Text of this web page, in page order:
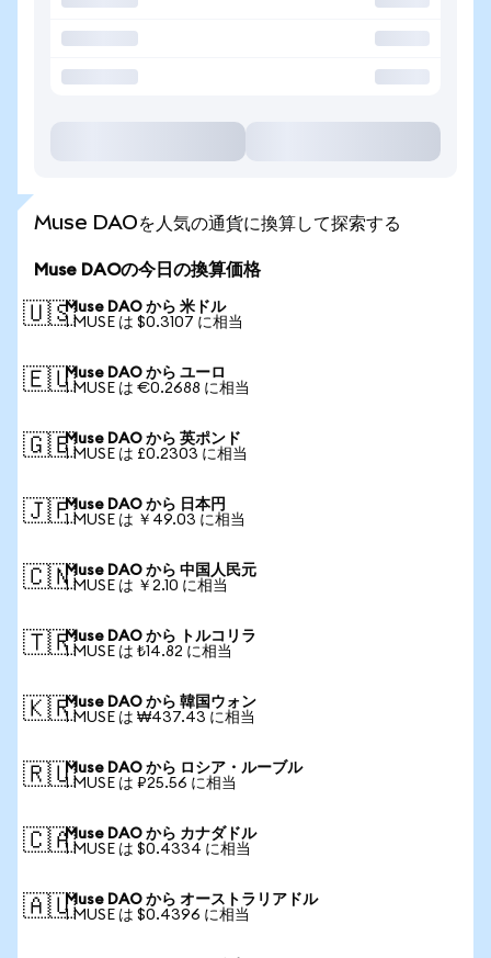
Muse DAOを人気の通貨に換算して探索する
Muse DAOの今日の換算価格
🇺🇸Muse DAO から 米ドル
1 MUSE は $0.3107 に相当
🇪🇺Muse DAO から ユーロ
1 MUSE は €0.2688 に相当
🇬🇧Muse DAO から 英ポンド
1 MUSE は £0.2303 に相当
🇯🇵Muse DAO から 日本円
1 MUSE は ￥49.03 に相当
🇨🇳Muse DAO から 中国人民元
1 MUSE は ￥2.10 に相当
🇹🇷Muse DAO から トルコリラ
1 MUSE は ₺14.82 に相当
🇰🇷Muse DAO から 韓国ウォン
1 MUSE は ₩437.43 に相当
🇷🇺Muse DAO から ロシア・ルーブル
1 MUSE は ₽25.56 に相当
🇨🇦Muse DAO から カナダドル
1 MUSE は $0.4334 に相当
🇦🇺Muse DAO から オーストラリアドル
1 MUSE は $0.4396 に相当